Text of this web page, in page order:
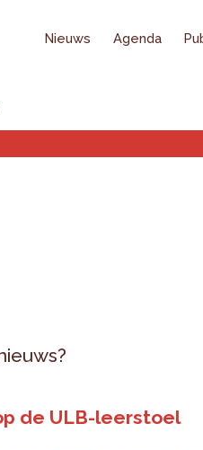
Nieuws Agenda
de ULB-leerstoel